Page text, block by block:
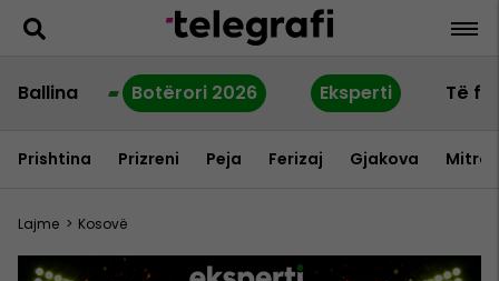
Ballina Botërori 2026 Eksperti Të
Prishtina Prizreni Peja Ferizaj Gjakova
Lajme > Kosovë